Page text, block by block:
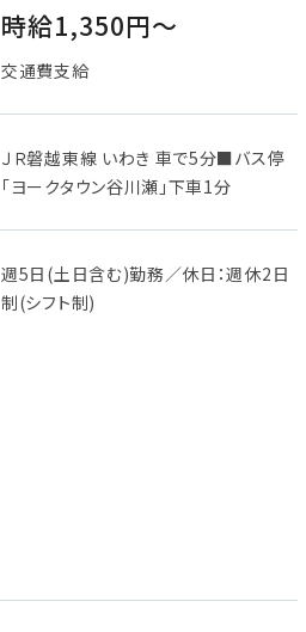
時給1,350円〜
交通費支給
ＪＲ磐越東線 いわき 車で5分■バス停
「ヨークタウン谷川瀬」下車1分
週5日(土日含む)勤務／休日：週休2日
制(シフト制)